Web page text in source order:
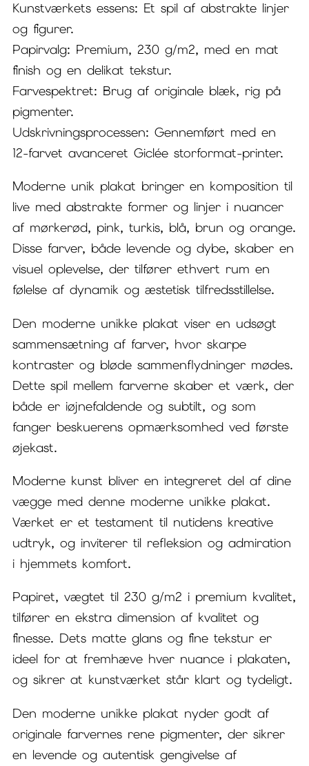
Kunstværkets essens: Et spil af abstrakte linjer
og figurer.
Papirvalg: Premium, 230 g/m2, med en mat
finish og en delikat tekstur.
Farvespektret: Brug af originale blæk, rig på
pigmenter.
Udskrivningsprocessen: Gennemført med en
12-farvet avanceret Giclée storformat-printer.
Moderne unik plakat bringer en komposition til
live med abstrakte former og linjer i nuancer
af mørkerød, pink, turkis, blå, brun og orange.
Disse farver, både levende og dybe, skaber en
visuel oplevelse, der tilfører ethvert rum en
følelse af dynamik og æstetisk tilfredsstillelse.
Den moderne unikke plakat viser en udsøgt
sammensætning af farver, hvor skarpe
kontraster og bløde sammenflydninger mødes.
Dette spil mellem farverne skaber et værk, der
både er iøjnefaldende og subtilt, og som
fanger beskuerens opmærksomhed ved første
øjekast.
Moderne kunst bliver en integreret del af dine
vægge med denne moderne unikke plakat.
Værket er et testament til nutidens kreative
udtryk, og inviterer til refleksion og admiration
i hjemmets komfort.
Papiret, vægtet til 230 g/m2 i premium kvalitet,
tilfører en ekstra dimension af kvalitet og
finesse. Dets matte glans og fine tekstur er
ideel for at fremhæve hver nuance i plakaten,
og sikrer at kunstværket står klart og tydeligt.
Den moderne unikke plakat nyder godt af
originale farvernes rene pigmenter, der sikrer
en levende og autentisk gengivelse af